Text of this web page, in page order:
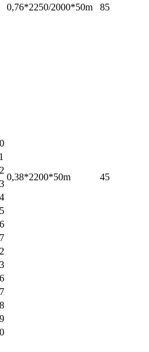
0,76*2250/2000*50m
85
0,38*2200*50m 45